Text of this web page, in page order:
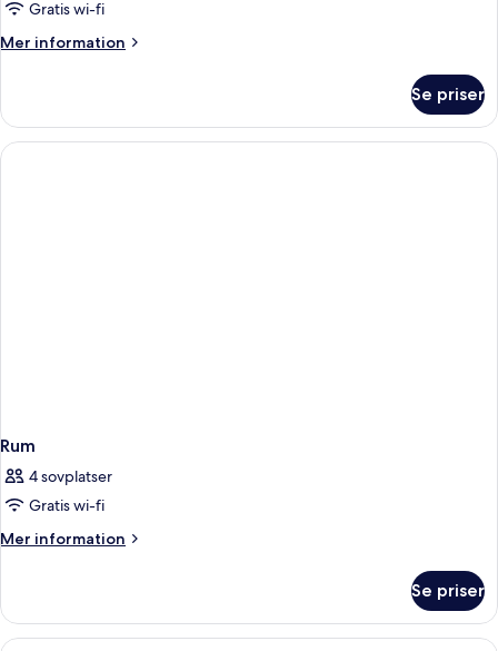
Gratis wi-fi
Mer information
Mer
Se priser
Rum
4 sovplatser
Gratis wi-fi
Mer information
Mer
Se priser